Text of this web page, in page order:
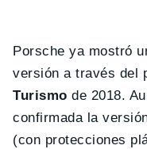
Porsche ya mostró
versión a través del
Turismo de 2018.
confirmada la
(con protecciones